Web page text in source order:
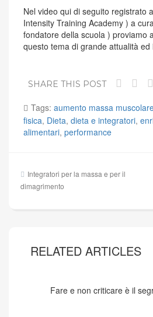
Nel video qui di seguito registrato
Intensity Training Academy ) a
fondatore della scuola ) proviamo
questo tema di grande attualità
SHARE THIS POST
Tags: aumento massa
fisica, Dieta, dieta e integratori,
alimentari, performance
Navigazione
articoli
Integratori per la massa e per il
dimagrimento
RELATED ARTICLES
Fare e non criticare è il